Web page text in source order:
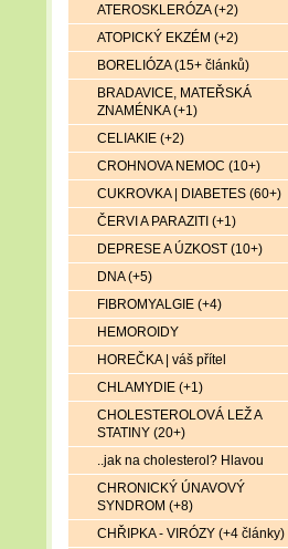
ATEROSKLERÓZA (+2)
ATOPICKÝ EKZÉM (+2)
BORELIÓZA (15+ článků)
BRADAVICE, MATEŘSKÁ
ZNAMÉNKA (+1)
CELIAKIE (+2)
CROHNOVA NEMOC (10+)
CUKROVKA | DIABETES (60+)
ČERVI A PARAZITI (+1)
DEPRESE A ÚZKOST (10+)
DNA (+5)
FIBROMYALGIE (+4)
HEMOROIDY
HOREČKA | váš přítel
CHLAMYDIE (+1)
CHOLESTEROLOVÁ LEŽ A
STATINY (20+)
..jak na cholesterol? Hlavou
CHRONICKÝ ÚNAVOVÝ
SYNDROM (+8)
CHŘIPKA - VIRÓZY (+4 články)